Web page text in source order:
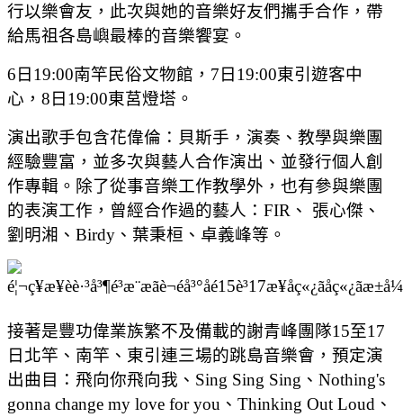
行以樂會友，此次與她的音樂好友們攜手合作，帶
給馬祖各島嶼最棒的音樂饗宴。
6日19:00南竿民俗文物館，7日19:00東引遊客中
心，8日19:00東莒燈塔。
演出歌手包含花偉倫：貝斯手，演奏、教學與樂團
經驗豐富，並多次與藝人合作演出、並發行個人創
作專輯。除了從事音樂工作教學外，也有參與樂團
的表演工作，曾經合作過的藝人：FIR、 張心傑、
劉明湘、Birdy、葉秉桓、卓義峰等。
接著是豐功偉業族繁不及備載的謝青峰團隊15至17
日北竿、南竿、東引連三場的跳島音樂會，預定演
出曲目：飛向你飛向我、Sing Sing Sing、Nothing's
gonna change my love for you、Thinking Out Loud、